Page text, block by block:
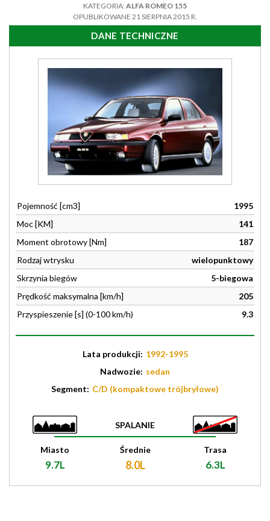
KATEGORIA: ALFA ROMEO 155
OPUBLIKOWANE 21 SIERPNIA 2015 R.
DANE TECHNICZNE
Pojemność [cm3]
1995
Moc [KM]
141
Moment obrotowy [Nm]
187
Rodzaj wtrysku
wielopunktowy
Skrzynia biegów
5-biegowa
Prędkość maksymalna [km/h]
205
Przyspieszenie [s] (0-100 km/h)
9.3
Lata produkcji: 1992-1995
Nadwozie: sedan
Segment: C/D (kompaktowe trójbryłowe)
SPALANIE
Miasto
9.7L
Średnie
8.0L
Trasa
6.3L